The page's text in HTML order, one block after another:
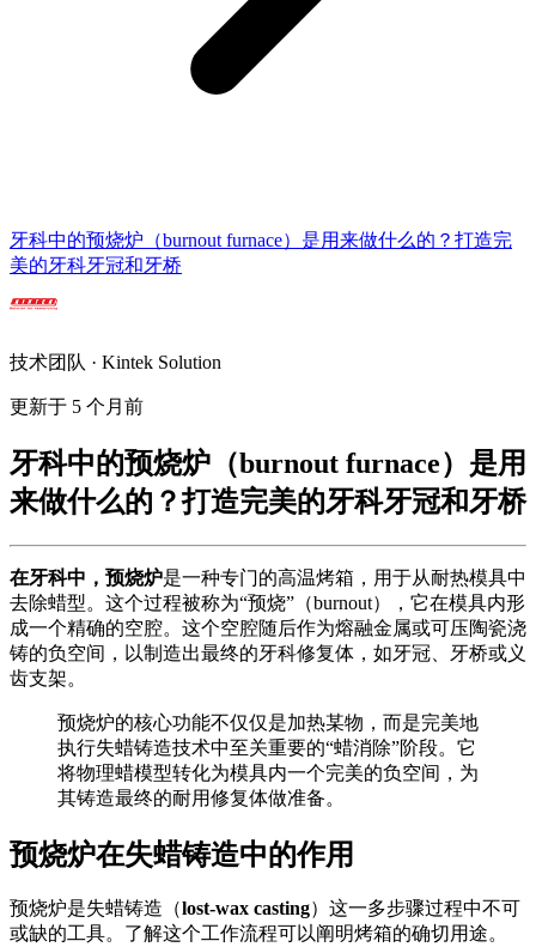
牙科中的预烧炉（burnout furnace）是用来做什么的？打造完
美的牙科牙冠和牙桥
技术团队 · Kintek Solution
更新于 5 个月前
牙科中的预烧炉（burnout furnace）是用
来做什么的？打造完美的牙科牙冠和牙桥
在牙科中，预烧炉是一种专门的高温烤箱，用于从耐热模具中
去除蜡型。这个过程被称为“预烧”（burnout），它在模具内形
成一个精确的空腔。这个空腔随后作为熔融金属或可压陶瓷浇
铸的负空间，以制造出最终的牙科修复体，如牙冠、牙桥或义
齿支架。
预烧炉的核心功能不仅仅是加热某物，而是完美地
执行失蜡铸造技术中至关重要的“蜡消除”阶段。它
将物理蜡模型转化为模具内一个完美的负空间，为
其铸造最终的耐用修复体做准备。
预烧炉在失蜡铸造中的作用
预烧炉是失蜡铸造（lost-wax casting）这一多步骤过程中不可
或缺的工具。了解这个工作流程可以阐明烤箱的确切用途。